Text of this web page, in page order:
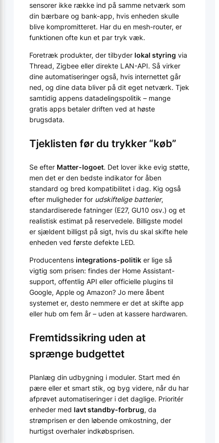
sensorer ikke række ind på samme netværk som
din bærbare og bank-app, hvis enheden skulle
blive kompromitteret. Har du en mesh-router, er
funktionen ofte kun et par tryk væk.
Foretræk produkter, der tilbyder lokal styring via
Thread, Zigbee eller direkte LAN-API. Så virker
dine automatiseringer også, hvis internettet går
ned, og dine data bliver på dit eget netværk. Tjek
samtidig appens datadelingspolitik – mange
gratis apps betaler driften ved at høste
brugsdata.
Tjeklisten før du trykker “køb”
Se efter Matter-logoet. Det lover ikke evig støtte,
men det er den bedste indikator for åben
standard og bred kompatibilitet i dag. Kig også
efter muligheder for udskiftelige batterier,
standardiserede fatninger (E27, GU10 osv.) og et
realistisk estimat på reservedele. Billigste model
er sjældent billigst på sigt, hvis du skal skifte hele
enheden ved første defekte LED.
Producentens integrations-politik er lige så
vigtig som prisen: findes der Home Assistant-
support, offentlig API eller officielle plugins til
Google, Apple og Amazon? Jo mere åbent
systemet er, desto nemmere er det at skifte app
eller hub om fem år – uden at kassere hardwaren.
Fremtidssikring uden at
sprænge budgettet
Planlæg din udbygning i moduler. Start med én
pære eller et smart stik, og byg videre, når du har
afprøvet automatiseringer i det daglige. Prioritér
enheder med lavt standby-forbrug, da
strømprisen er den løbende omkostning, der
hurtigst overhaler indkøbsprisen.